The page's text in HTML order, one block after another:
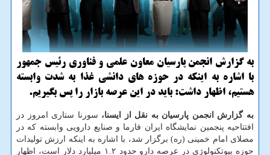
به گزارش انجمن پارسیان معاون علمی و فناوری رئیس جمهور
با اشاره به اینكه در حوزه های دانشی غذا به شدت وابسته
هستیم، اظهار داشت: باید در این عرصه بازار را پس بگیریم.
به گزارش انجمن پارسیان به نقل از ایسنا، سورنا ستاری امروز در
افتتاحیه پنجمین نمایشگاه ایران فارما و صنایع دارویی وابسته كه در
مصلای امام خمینی (ره) برگزار شد، با اشاره به اینكه ارزش تولیدات
حوزه بیوتكنولوژی در عرصه دارو حدود ۱.۲ میلیارد دلار است، اظهار